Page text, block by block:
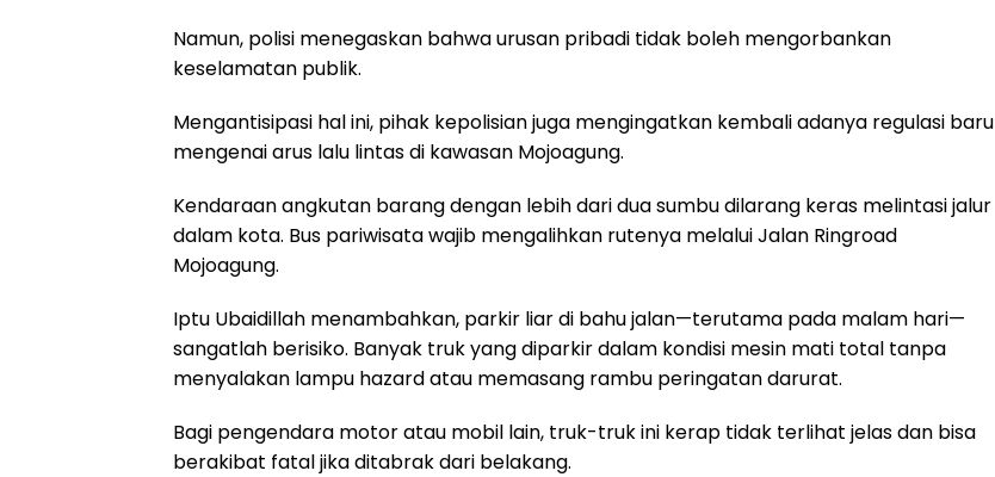
Namun, polisi menegaskan bahwa urusan pribadi tidak boleh mengorbankan
keselamatan publik.
Mengantisipasi hal ini, pihak kepolisian juga mengingatkan kembali adanya regulasi baru
mengenai arus lalu lintas di kawasan Mojoagung.
Kendaraan angkutan barang dengan lebih dari dua sumbu dilarang keras melintasi jalur
dalam kota. Bus pariwisata wajib mengalihkan rutenya melalui Jalan Ringroad
Mojoagung.
Iptu Ubaidillah menambahkan, parkir liar di bahu jalan—terutama pada malam hari—
sangatlah berisiko. Banyak truk yang diparkir dalam kondisi mesin mati total tanpa
menyalakan lampu hazard atau memasang rambu peringatan darurat.
Bagi pengendara motor atau mobil lain, truk-truk ini kerap tidak terlihat jelas dan bisa
berakibat fatal jika ditabrak dari belakang.